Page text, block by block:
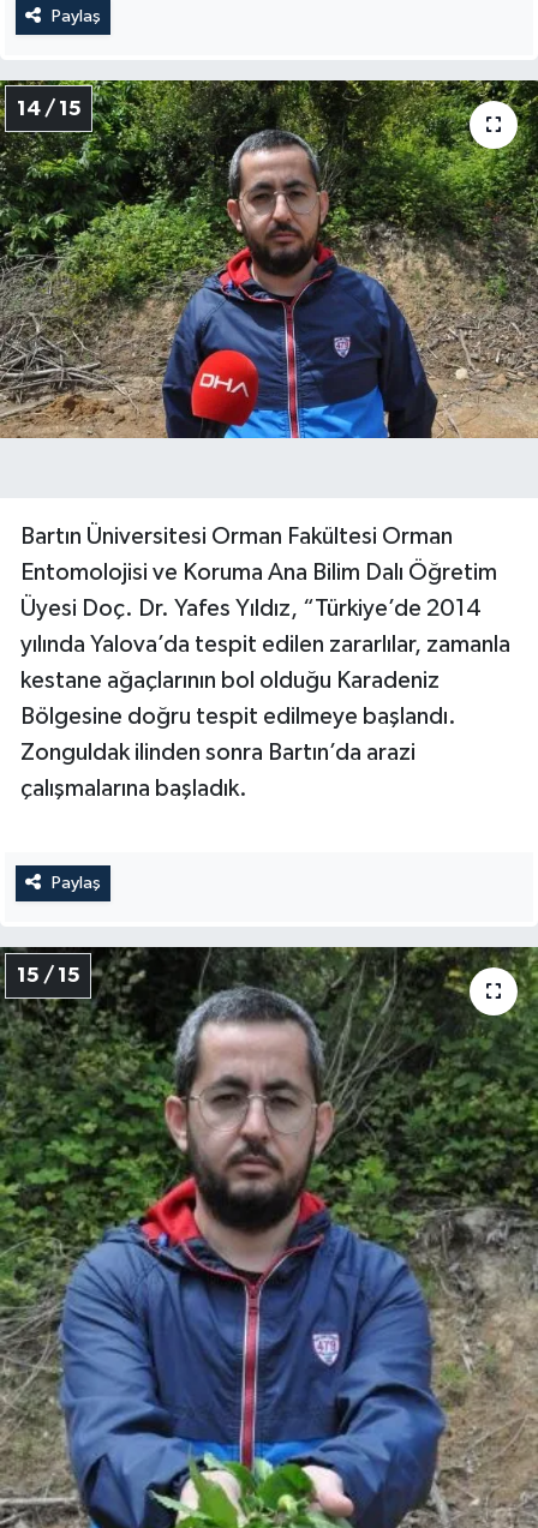
Paylaş
14 / 15
Bartın Üniversitesi Orman Fakültesi Orman
Entomolojisi ve Koruma Ana Bilim Dalı Öğretim
Üyesi Doç. Dr. Yafes Yıldız, “Türkiye’de 2014
yılında Yalova’da tespit edilen zararlılar, zamanla
kestane ağaçlarının bol olduğu Karadeniz
Bölgesine doğru tespit edilmeye başlandı.
Zonguldak ilinden sonra Bartın’da arazi
çalışmalarına başladık.
Paylaş
15 / 15